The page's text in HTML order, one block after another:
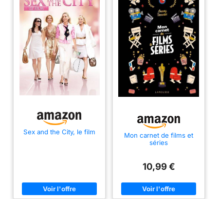
Sex and the City, le film
Mon carnet de films et
séries
10,99 €